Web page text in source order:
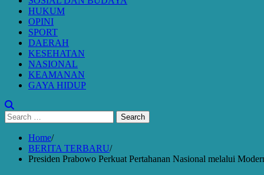
HUKUM
OPINI
SPORT
DAERAH
KESEHATAN
NASIONAL
KEAMANAN
GAYA HIDUP
Search
for:
Home
BERITA TERBARU
Presiden Prabowo Perkuat Pertahanan Nasional melalui